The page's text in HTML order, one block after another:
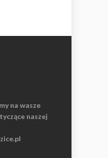
na wasze
naszej